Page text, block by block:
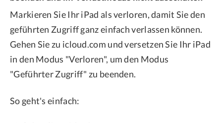
Markieren Sie Ihr iPad als verloren, damit Sie den
geführten Zugriff ganz einfach verlassen können.
Gehen Sie zu icloud.com und versetzen Sie Ihr iPad
in den Modus "Verloren", um den Modus
"Geführter Zugriff" zu beenden.
So geht's einfach: